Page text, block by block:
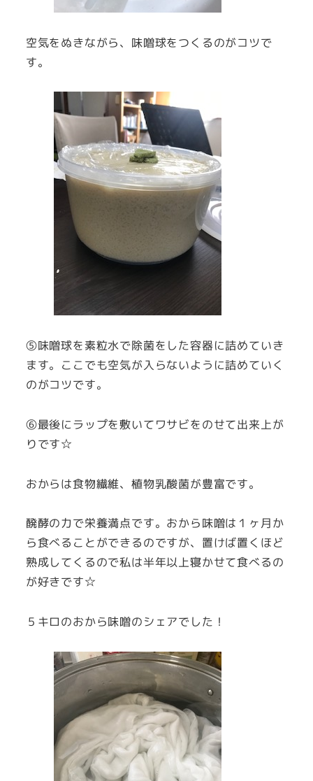
空気をぬきながら、味噌球をつくるのがコツで
す。
⑤味噌球を素粒水で除菌をした容器に詰めていき
ます。ここでも空気が入らないように詰めていく
のがコツです。
⑥最後にラップを敷いてワサビをのせて出来上が
りです☆
おからは食物繊維、植物乳酸菌が豊富です。
醗酵の力で栄養満点です。おから味噌は１ヶ月か
ら食べることができるのですが、置けば置くほど
熟成してくるので私は半年以上寝かせて食べるの
が好きです☆
５キロのおから味噌のシェアでした！